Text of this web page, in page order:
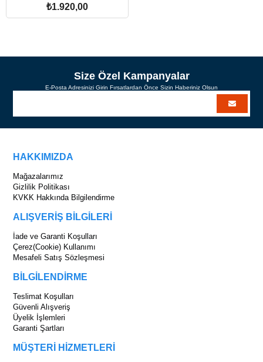
₺1.920,00
Size Özel Kampanyalar
E-Posta Adresinizi Girin Fırsatlardan Önce Sizin Haberiniz Olsun
HAKKIMIZDA
Mağazalarımız
Gizlilik Politikası
KVKK Hakkında Bilgilendirme
ALIŞVERİŞ BİLGİLERİ
İade ve Garanti Koşulları
Çerez(Cookie) Kullanımı
Mesafeli Satış Sözleşmesi
BİLGİLENDİRME
Teslimat Koşulları
Güvenli Alışveriş
Üyelik İşlemleri
Garanti Şartları
MÜŞTERİ HİZMETLERİ